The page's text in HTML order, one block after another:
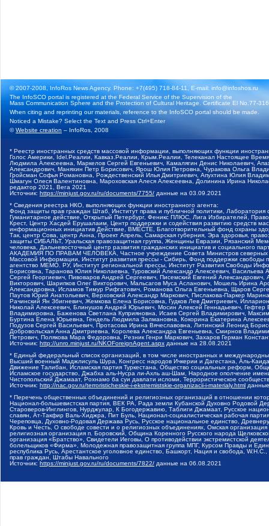
© 2007-2008, InfoRos News Agency. Phone: +7(495) 718-84-11, E-mail: info@infoshos.ru
The InfoSCO portal is registered at the Federal Service of the Supervision of the
Mass Communication Sphere and the Protection of Cultural Heritage. Certificate El No.77-
When citing and reprinting our materials, reference to the InfoSCO portal should be made.
Noticed a Mistake? Select the Text and Press Ctrl+Enter
©Website creation – InfoRos, 2008
* Реестр иностранных средств массовой информации, выполняющих функции
Голос Америки, Idel.Реалии, Кавказ.Реалии, Крым.Реалии, Телеканал Настоящее
Людмила Алексеевна, Маркелов Сергей Евгеньевич, Камалягин Денис Николаевич,
Александрович, Маняхин Петр Борисович, Ярош Юлия Петровна, Чуракова Ольга
Гройсман Софья Романовна, Рождественский Илья Дмитриевич, Апухтина Юлия
Шмагун Олеся Валентиновна, Мароховская Алеся Алексеевна, Долинина Ирина
редактор 2021, Вега 2021
Источник: https://minjust.gov.ru/ru/documents/7755/ данные на 03.09.2021
* Сведения реестра НКО, выполняющих функции иностранного агента:
Фонд защиты прав граждан Штаб, Институт права и публичной политики,
Гуманитарное действие, Открытый Петербург, Феникс ПЛЮС, Лига Избирателей,
Крест, Центр Хасдей Ерушалаим, Центр поддержки и содействия развитию средств
информационных инициатив Действие, ВМЕСТЕ, Благотворительный фонд охраны
Так, центр Сова, центр Анна, Проект Апрель, Самарская губерния, Эра здоровья,
защиты СИБАЛЬТ, Уральская правозащитная группа, Женщины Евразии, Рязанский
человека, Дальневосточный центр развития гражданских инициатив и социального
АКАДЕМИЯ ПО ПРАВАМ ЧЕЛОВЕКА, Частное учреждение Совета Министров северных
Массовой Информации, Институт развития прессы - Сибирь, Фонд поддержки
агентство МЕМО. РУ, Институт региональной прессы, Институт Развития Свободы
Борисовна, Таранова Юлия Николаевна, Туровский Александр Алексеевич,
Сергей Георгиевич, Пивоваров Андрей Сергеевич, Писемский Евгений
Викторович, Шарипков Олег Викторович, Мальсагов Муса Асланович, Мошель Ирина
Александровна, Исламов Тимур Рифгатович, Романова Ольга Евгеньевна, Щаров
Паутов Юрий Анатольевич, Верховский Александр Маркович, Пислакова-Паркер
Рачинский Ян Збигневич, Жемкова Елена Борисовна, Гудков Лев Дмитриевич,
Николай Алексеевич, Блинушов Андрей Юрьевич, Мосин Алексей Геннадьевич,
Владимировна, Баженова Светлана Куприяновна, Исаев Сергей Владимирович,
Буртина Елена Юрьевна, Гендель Людмила Залмановна, Кокорина Екатерина
Подузов Сергей Васильевич, Протасова Ирина Вячеславовна, Литинский Леонид
Добровольская Анна Дмитриевна, Королева Александра Евгеньевна, Смирнов
Петрович, Полякова Мара Федоровна, Резник Генри Маркович, Захаров Герман
Источник: http://unro.minjust.ru/NKOForeignAgent.aspx данные на 28.08.2021
* Единый федеральный список организаций, в том числе иностранных и
Высший военный Маджлисуль Шура, Конгресс народов Ичкерии и Дагестана, Аль-
Движение Талибан, Исламская партия Туркестана, Общество социальных реформ,
Исламское государство, Джабха аль-Нусра ли-Ахль аш-Шам, Народное ополчение
Чистопольский Джамаат, Рохнамо ба суи давлати исломи, Террористическое
Источник: http://nac.gov.ru/terroristicheskie-i-ekstremistskie-organizacii-i-materialy.html
* Перечень общественных объединений и религиозных организаций в отношении
Национал-большевистская партия, ВЕК РА, Рада земли Кубанской Духовно Родовой
Староверов-Инглингов, Нурджулар, К Богодержавию, Таблиги Джамаат, Русское
славян, Ат-Такфир Валь-Хиджра, Пит Буль, Национал-социалистическая рабочая
Череповца, Духовно-Родовая Держава Русь, Русское национальное единство,
Кровь и Честь, О свободе совести и о религиозных объединениях, Омская
религиозная организация п. Боровский, Община Коренного Русского народа
организация «Братство», Свидетели Иеговы, О противодействии экстремистской
болельщиков «Фирма», Молодежная правозащитная группа МПГ, Курсом Правды и
республика Русь, Арестантское уголовное единство, Башкорт, Нация и свобода,
прав граждан, Штабы Навального
Источник: https://minjust.gov.ru/ru/documents/7822/ данные на 06.08.2021